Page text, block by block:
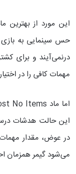
حس سینمایی به بازی
درنمی‌آیند و برای
مهمات کافی را در
این حالت هدشات
در عوض، مقدار
می‌شود گیمر همزمان